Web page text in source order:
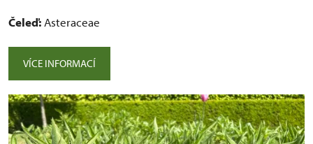
Čeleď: Asteraceae
VÍCE INFORMACÍ